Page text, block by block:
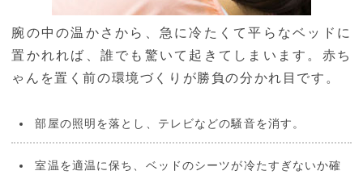
腕の中の温かさから、急に冷たくて平らなベッドに
置かれれば、誰でも驚いて起きてしまいます。赤ち
ゃんを置く前の環境づくりが勝負の分かれ目です。
部屋の照明を落とし、テレビなどの騒音を消す。
室温を適温に保ち、ベッドのシーツが冷たすぎないか確